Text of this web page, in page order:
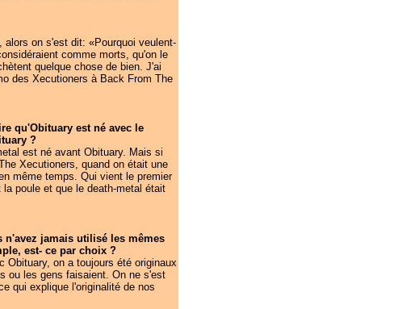
on s'est dit: «Pourquoi veulent-
comme morts, qu'on le
quelque chose de bien. J'ai
des Xecutioners à Back From The
qu'Obituary est né avec le
?
est né avant Obituary. Mais si
Xecutioners, quand on était une
même temps. Qui vient le premier
poule et que le death-metal était
jamais utilisé les mêmes
est- ce par choix ?
Obituary, on a toujours été originaux
ou les gens faisaient. On ne s'est
qui explique l'originalité de nos